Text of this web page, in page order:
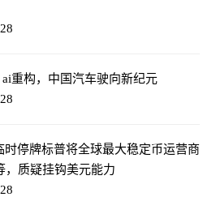
ai重构，中国汽车驶向新纪元
时停牌标普将全球最大稳定币运营商
，质疑挂钩美元能力